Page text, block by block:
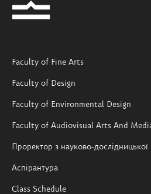
Faculty of Fine Arts
Faculty of Design
Faculty of Environmental Design
Faculty of Audiovisual Arts And
Проректор з науково-дослідницької
Аспірантура
Class Schedule